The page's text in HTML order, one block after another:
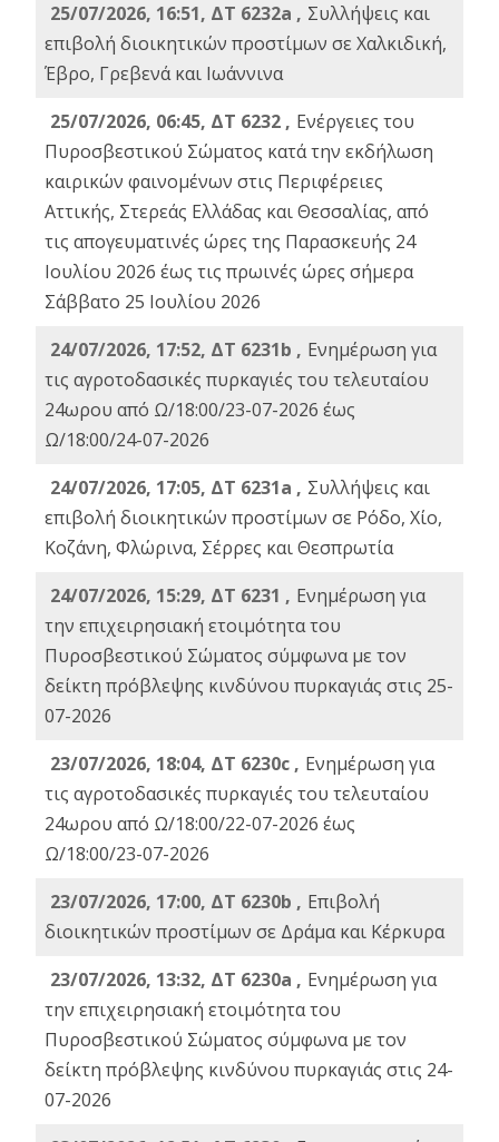
25/07/2026, 16:51, ΔΤ 6232a , Συλλήψεις και
επιβολή διοικητικών προστίμων σε Χαλκιδική,
Έβρο, Γρεβενά και Ιωάννινα
25/07/2026, 06:45, ΔΤ 6232 , Ενέργειες του
Πυροσβεστικού Σώματος κατά την εκδήλωση
καιρικών φαινομένων στις Περιφέρειες
Αττικής, Στερεάς Ελλάδας και Θεσσαλίας, από
τις απογευματινές ώρες της Παρασκευής 24
Ιουλίου 2026 έως τις πρωινές ώρες σήμερα
Σάββατο 25 Ιουλίου 2026
24/07/2026, 17:52, ΔΤ 6231b , Ενημέρωση για
τις αγροτοδασικές πυρκαγιές του τελευταίου
24ωρου από Ω/18:00/23-07-2026 έως
Ω/18:00/24-07-2026
24/07/2026, 17:05, ΔΤ 6231a , Συλλήψεις και
επιβολή διοικητικών προστίμων σε Ρόδο, Χίο,
Κοζάνη, Φλώρινα, Σέρρες και Θεσπρωτία
24/07/2026, 15:29, ΔΤ 6231 , Ενημέρωση για
την επιχειρησιακή ετοιμότητα του
Πυροσβεστικού Σώματος σύμφωνα με τον
δείκτη πρόβλεψης κινδύνου πυρκαγιάς στις 25-
07-2026
23/07/2026, 18:04, ΔΤ 6230c , Ενημέρωση για
τις αγροτοδασικές πυρκαγιές του τελευταίου
24ωρου από Ω/18:00/22-07-2026 έως
Ω/18:00/23-07-2026
23/07/2026, 17:00, ΔΤ 6230b , Επιβολή
διοικητικών προστίμων σε Δράμα και Κέρκυρα
23/07/2026, 13:32, ΔΤ 6230a , Ενημέρωση για
την επιχειρησιακή ετοιμότητα του
Πυροσβεστικού Σώματος σύμφωνα με τον
δείκτη πρόβλεψης κινδύνου πυρκαγιάς στις 24-
07-2026